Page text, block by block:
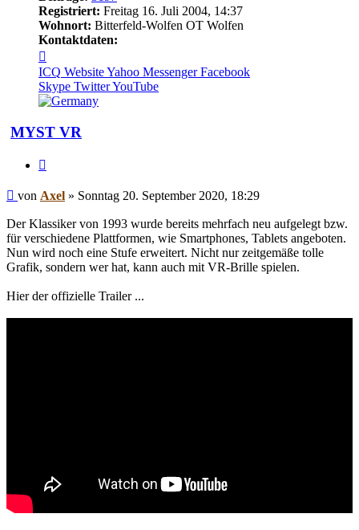
Registriert: Freitag 16. Juli 2004, 14:37
Wohnort: Bitterfeld-Wolfen OT Wolfen
Kontaktdaten:
von
Axel
ICQ WebsiteYahoo Messenger Facebook
Skype TwitterYouTube
MYST VR
Beitrag
von Axel » Sonntag 20. September 2020, 18:29
Der Klassiker von 1993 wurde bereits mehrfach neu aufgelegt bzw.
für verschiedene Plattformen, wie Smartphones, Tablets angeboten.
Nun wird noch eine Stufe erweitert. Nicht nur zeitgemäße tolle
Grafik, sondern wer hat, kann auch mit VR-Brille spielen.
Hier der offizielle Trailer ...